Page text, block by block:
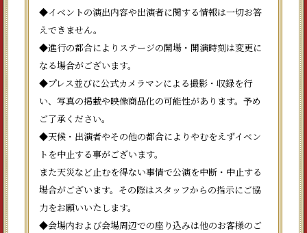
◆イベントの演出内容や出演者に関する情報は一切お答
えできません。
◆進行の都合によりステージの開場・開演時刻は変更に
なる場合がございます。
◆プレス並びに公式カメラマンによる撮影・収録を行
い、写真の掲載や映像商品化の可能性があります。予め
ご了承ください。
◆天候・出演者やその他の都合によりやむをえずイベン
トを中止する事がございます。
また天災など止むを得ない事情で公演を中断・中止する
場合がございます。その際はスタッフからの指示にご協
力をお願いいたします。
◆会場内および会場周辺での座り込みは他のお客様のご